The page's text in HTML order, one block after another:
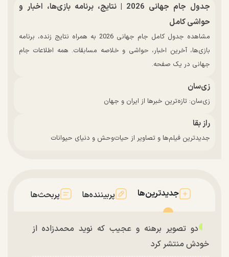
جدول جام جهانی 2026 | نتایج، برنامه بازی‌ها، اخبار و
حواشی کامل
مشاهده جدول کامل جام جهانی 2026 به همراه نتایج زنده، برنامه
بازی‌ها، آخرین اخبار، حواشی و خلاصه مسابقات. همه اطلاعات جام
جهانی در یک صفحه.
زی‌سان
زی‌سان: تازه‌ترین خبرها از ایران و جهان
راز بقا
جدیدترین فیلم‌ها و تصاویر از حیات‌وحش و دنیای حیوانات
جدیدترین‌ها پربیننده‌ها پربحث‌ها
دو تصویر برهنه و عجیب که نوید محمدزاده از
خودش منتشر کرد